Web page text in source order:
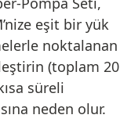
eşit bir yük
noktalanan
(toplam 20
süreli
neden olur.